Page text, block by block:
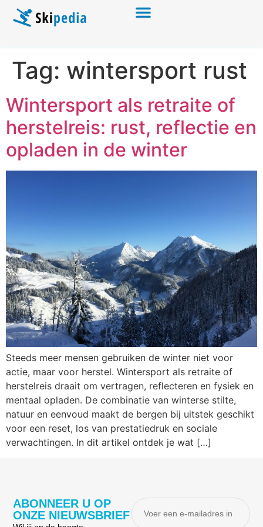
Tag: wintersport rust
Wintersport als retraite of
herstelreis: rust, reflectie en
opladen in de winter
Steeds meer mensen gebruiken de winter niet voor
actie, maar voor herstel. Wintersport als retraite of
herstelreis draait om vertragen, reflecteren en fysiek en
mentaal opladen. De combinatie van winterse stilte,
natuur en eenvoud maakt de bergen bij uitstek geschikt
voor een reset, los van prestatiedruk en sociale
verwachtingen. In dit artikel ontdek je wat […]
ABONNEER U OP
ONZE NIEUWSBRIEF